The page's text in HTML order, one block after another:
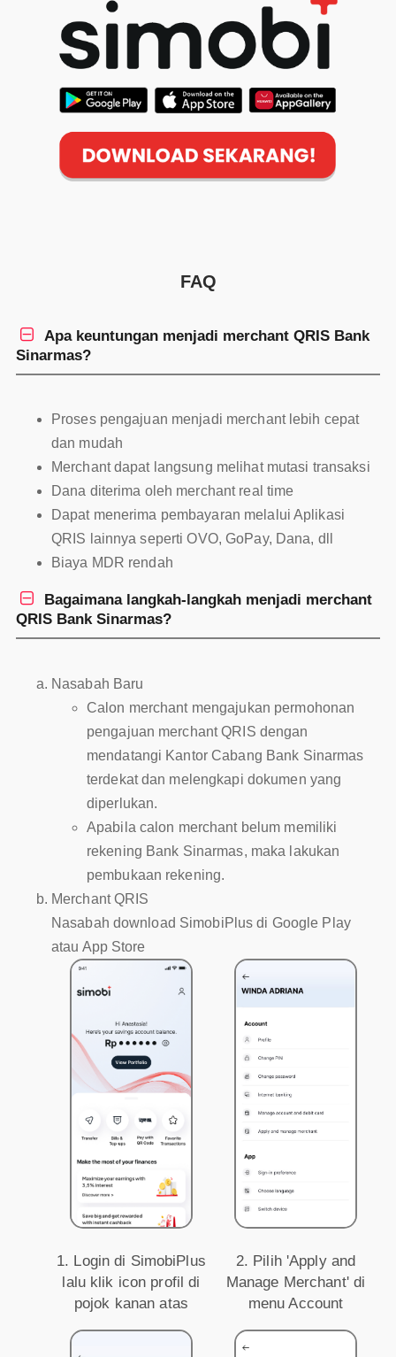
FAQ

Apa keuntungan menjadi merchant QRIS Bank
Sinarmas?
Proses pengajuan menjadi merchant lebih cepat
dan mudah
Merchant dapat langsung melihat mutasi transaksi
Dana diterima oleh merchant real time
Dapat menerima pembayaran melalui Aplikasi
QRIS lainnya seperti OVO, GoPay, Dana, dll
Biaya MDR rendah

Bagaimana langkah-langkah menjadi merchant
QRIS Bank Sinarmas?
Nasabah Baru
Calon merchant mengajukan permohonan
pengajuan merchant QRIS dengan
mendatangi Kantor Cabang Bank Sinarmas
terdekat dan melengkapi dokumen yang
diperlukan.
Apabila calon merchant belum memiliki
rekening Bank Sinarmas, maka lakukan
pembukaan rekening.
Merchant QRIS
Nasabah download SimobiPlus di Google Play
atau App Store
1. Login di SimobiPlus
lalu klik icon profil di
pojok kanan atas
2. Pilih 'Apply and
Manage Merchant' di
menu Account